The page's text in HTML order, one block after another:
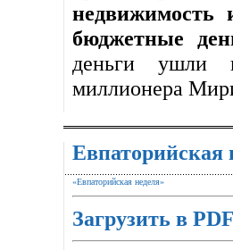
недвижимость
бюджетные
деньги ушли
миллионера
Евпаторийская
«Евпаторийская неделя»
Загрузить в